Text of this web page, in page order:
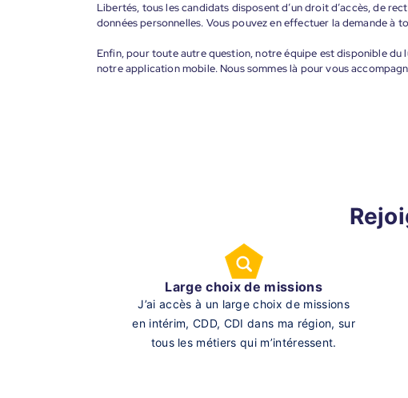
Libertés, tous les candidats disposent d’un droit d’accès, de
données personnelles. Vous pouvez en effectuer la demande à
Enfin, pour toute autre question, notre équipe est disponible du
notre application mobile. Nous sommes là pour vous
Large choix de missions
J’ai accès à un large choix de missions
en intérim, CDD, CDI dans ma région, sur
tous les métiers qui m’intéressent.